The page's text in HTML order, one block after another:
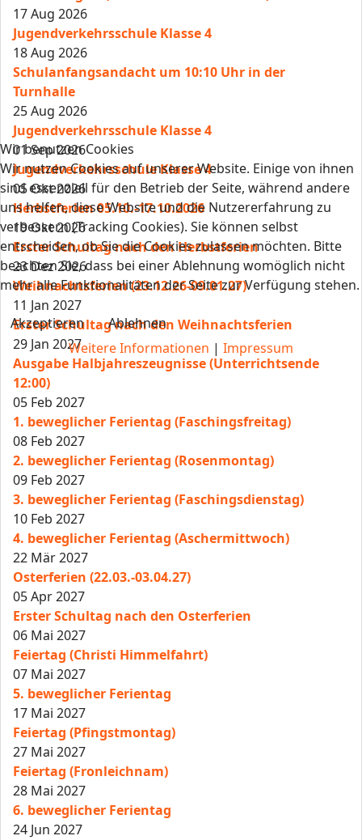
17 Aug 2026
Jugendverkehrsschule Klasse 4
18 Aug 2026
Schulanfangsandacht um 10:10 Uhr in der
Turnhalle
25 Aug 2026
Jugendverkehrsschule Klasse 4
01 Sep 2026
Jugendverkehrsschule Klasse 4
05 Okt 2026
Herbstferien 05.10.-17.10.2026
19 Okt 2026
Erster Schultag nach den Herbstferien
23 Dez 2026
Weihnachtsferien (23.12.26-09.01.27)
11 Jan 2027
Erster Schultag nach den Weihnachtsferien
29 Jan 2027
Ausgabe Halbjahreszeugnisse (Unterrichtsende
12:00)
05 Feb 2027
1. beweglicher Ferientag (Faschingsfreitag)
08 Feb 2027
2. beweglicher Ferientag (Rosenmontag)
09 Feb 2027
3. beweglicher Ferientag (Faschingsdienstag)
10 Feb 2027
4. beweglicher Ferientag (Aschermittwoch)
22 Mär 2027
Osterferien (22.03.-03.04.27)
05 Apr 2027
Erster Schultag nach den Osterferien
06 Mai 2027
Feiertag (Christi Himmelfahrt)
07 Mai 2027
5. beweglicher Ferientag
17 Mai 2027
Feiertag (Pfingstmontag)
27 Mai 2027
Feiertag (Fronleichnam)
28 Mai 2027
6. beweglicher Ferientag
24 Jun 2027
Wir benutzen Cookies
Wir nutzen Cookies auf unserer Website. Einige von ihnen
sind essenziell für den Betrieb der Seite, während andere
uns helfen, diese Website und die Nutzererfahrung zu
verbessern (Tracking Cookies). Sie können selbst
entscheiden, ob Sie die Cookies zulassen möchten. Bitte
beachten Sie, dass bei einer Ablehnung womöglich nicht
mehr alle Funktionalitäten der Seite zur Verfügung stehen.
Akzeptieren
Ablehnen
Weitere Informationen | Impressum